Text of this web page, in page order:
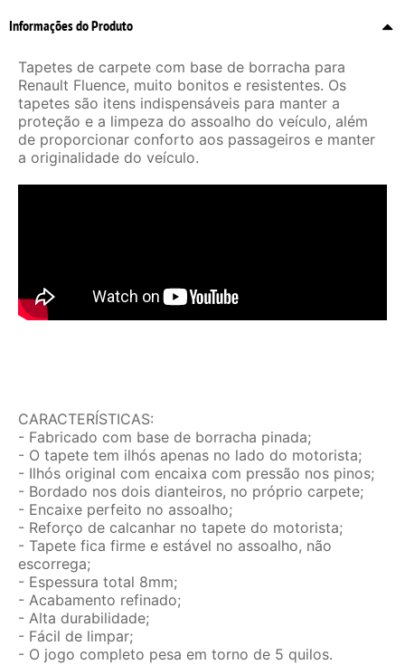
Informações do Produto
Tapetes de carpete com base de borracha para
Renault Fluence, muito bonitos e resistentes. Os
tapetes são itens indispensáveis para manter a
proteção e a limpeza do assoalho do veículo, além
de proporcionar conforto aos passageiros e manter
a originalidade do veículo.
CARACTERÍSTICAS:
- Fabricado com base de borracha pinada;
- O tapete tem ilhós apenas no lado do motorista;
- Ilhós original com encaixa com pressão nos pinos;
- Bordado nos dois dianteiros, no próprio carpete;
- Encaixe perfeito no assoalho;
- Reforço de calcanhar no tapete do motorista;
- Tapete fica firme e estável no assoalho, não
escorrega;
- Espessura total 8mm;
- Acabamento refinado;
- Alta durabilidade;
- Fácil de limpar;
- O jogo completo pesa em torno de 5 quilos.